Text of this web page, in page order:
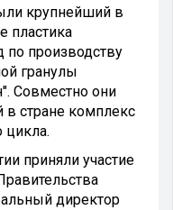
крупнейший в
пластика
по производству
гранулы
Совместно они
стране комплекс
цикла.
приняли участие
директор